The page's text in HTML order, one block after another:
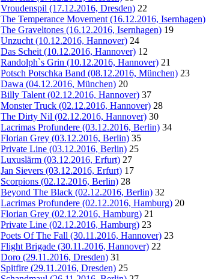
Vroudenspil (17.12.2016, Dresden) 22
The Temperance Movement (16.12.2016, Isernhagen)
The Graveltones (16.12.2016, Isernhagen) 19
Unzucht (10.12.2016, Hannover) 24
Das Scheit (10.12.2016, Hannover) 12
Randolph`s Grin (10.12.2016, Hannover) 21
Potsch Potschka Band (08.12.2016, München) 23
Dawa (04.12.2016, München) 20
Billy Talent (02.12.2016, Hannover) 37
Monster Truck (02.12.2016, Hannover) 28
The Dirty Nil (02.12.2016, Hannover) 30
Lacrimas Profundere (03.12.2016, Berlin) 34
Florian Grey (03.12.2016, Berlin) 35
Private Line (03.12.2016, Berlin) 25
Luxuslärm (03.12.2016, Erfurt) 27
Jan Sievers (03.12.2016, Erfurt) 17
Scorpions (02.12.2016, Berlin) 28
Beyond The Black (02.12.2016, Berlin) 32
Lacrimas Profundere (02.12.2016, Hamburg) 20
Florian Grey (02.12.2016, Hamburg) 21
Private Line (02.12.2016, Hamburg) 23
Poets Of The Fall (30.11.2016, Hannover) 23
Flight Brigade (30.11.2016, Hannover) 22
Doro (29.11.2016, Dresden) 31
Spitfire (29.11.2016, Dresden) 25